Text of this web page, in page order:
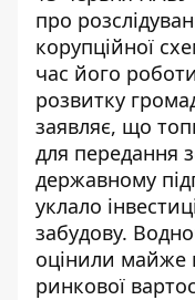
про
корупційної
час його
розвитку
заявляє, що
для передання
державному
уклало
забудову.
оцінили майже
ринкової